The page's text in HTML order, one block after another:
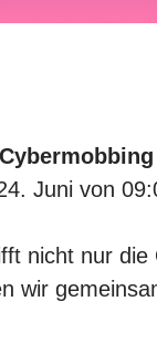
Juni von
nicht nur
wir